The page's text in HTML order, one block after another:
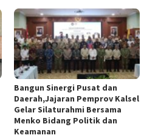
Bangun Sinergi Pusat dan
Daerah,Jajaran Pemprov Kalsel
Gelar Silaturahmi Bersama
Menko Bidang Politik dan
Keamanan